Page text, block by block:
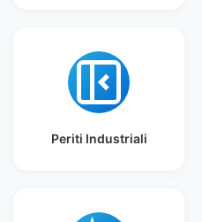
Periti Industriali